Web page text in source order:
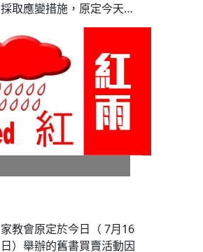
採取應變措施，原定今天進
行的中一迎新活動及上午
11:45至下午2:00進行的iPad
購買安排將取消，已經回校
的同學會由老師照顧，於安
全情況下聯絡家長後才讓學
生回家。若...
家教會原定於今日（ 7月16
日）舉辦的舊書買賣活動因